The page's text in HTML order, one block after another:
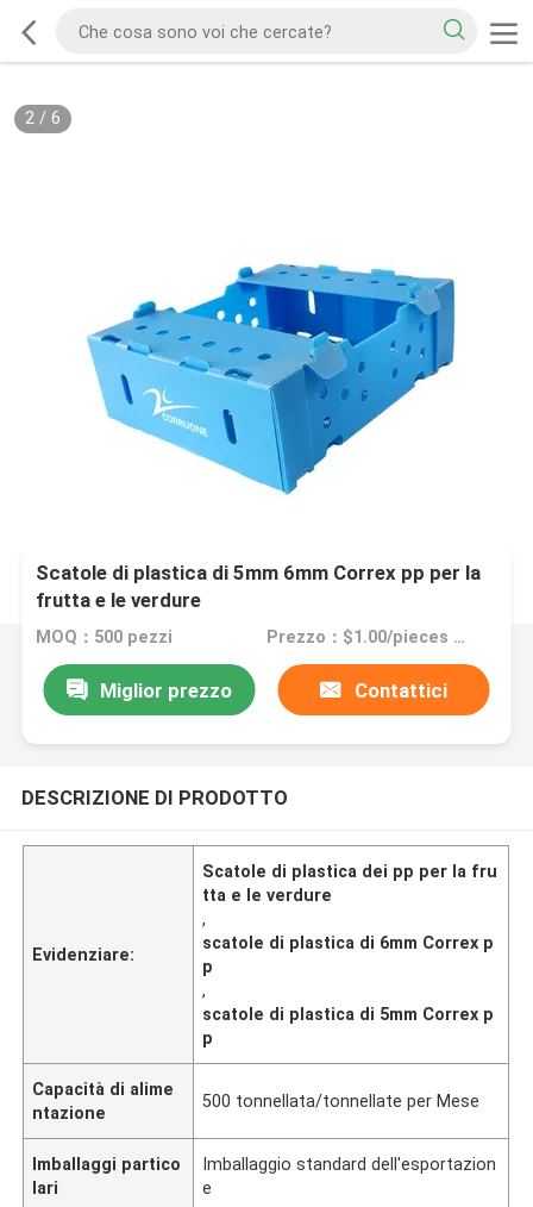
2/ 6
Scatole di plastica di 5mm 6mm Correx pp per la
frutta e le verdure
MOQ：500 pezzi Prezzo：$1.00/pieces 500-1999 pieces
Miglior prezzo Contattici
DESCRIZIONE DI PRODOTTO
Evidenziare:
Scatole di plastica dei pp per la fru
tta e le verdure
,
scatole di plastica di 6mm Correx p
p
,
scatole di plastica di 5mm Correx p
p
Capacità di alime
ntazione
500 tonnellata/tonnellate per Mese
Imballaggi partico
lari
Imballaggio standard dell'esportazion
e